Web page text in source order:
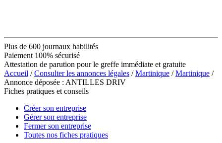
Plus de 600 journaux habilités
Paiement 100% sécurisé
Attestation de parution pour le greffe immédiate et gratuite
Accueil /Consulter les annonces légales /Martinique /Martinique /
Annonce déposée : ANTILLES DRIV
Fiches pratiques et conseils
Créer son entreprise
Gérer son entreprise
Fermer son entreprise
Toutes nos fiches pratiques